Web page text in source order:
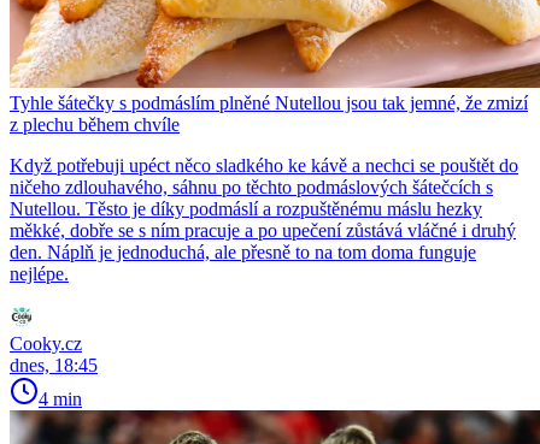
Tyhle šátečky s podmáslím plněné Nutellou jsou tak jemné, že zmizí
z plechu během chvíle
Když potřebuji upéct něco sladkého ke kávě a nechci se pouštět do
ničeho zdlouhavého, sáhnu po těchto podmáslových šátečcích s
Nutellou. Těsto je díky podmáslí a rozpuštěnému máslu hezky
měkké, dobře se s ním pracuje a po upečení zůstává vláčné i druhý
den. Náplň je jednoduchá, ale přesně to na tom doma funguje
nejlépe.
Cooky.cz
dnes, 18:45
4 min